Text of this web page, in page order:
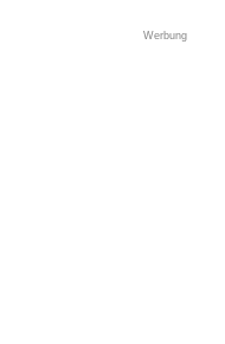
Werbung